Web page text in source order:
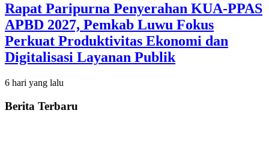
Rapat Paripurna Penyerahan KUA-PPAS
APBD 2027, Pemkab Luwu Fokus
Perkuat Produktivitas Ekonomi dan
Digitalisasi Layanan Publik
6 hari yang lalu
Berita Terbaru